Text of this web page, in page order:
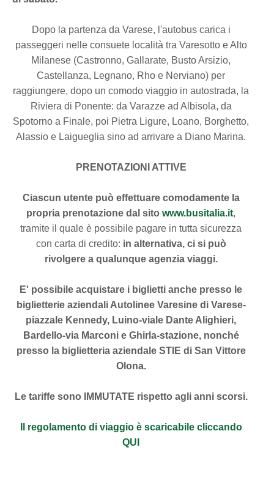
Dopo la partenza da Varese, l'autobus carica i
passeggeri nelle consuete località tra Varesotto e Alto
Milanese (Castronno, Gallarate, Busto Arsizio,
Castellanza, Legnano, Rho e Nerviano) per
raggiungere, dopo un comodo viaggio in autostrada, la
Riviera di Ponente: da Varazze ad Albisola, da
Spotorno a Finale, poi Pietra Ligure, Loano, Borghetto,
Alassio e Laigueglia sino ad arrivare a Diano Marina.
PRENOTAZIONI ATTIVE
Ciascun utente può effettuare comodamente la
propria prenotazione dal sito www.busitalia.it,
tramite il quale è possibile pagare in tutta sicurezza
con carta di credito: in alternativa, ci si può
rivolgere a qualunque agenzia viaggi.
E' possibile acquistare i biglietti anche presso le
biglietterie aziendali Autolinee Varesine di Varese-
piazzale Kennedy, Luino-viale Dante Alighieri,
Bardello-via Marconi e Ghirla-stazione, nonché
presso la biglietteria aziendale STIE di San Vittore
Olona.
Le tariffe sono IMMUTATE rispetto agli anni scorsi.
Il regolamento di viaggio è scaricabile cliccando
QUI